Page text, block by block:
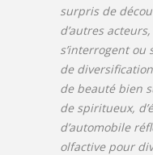
surpris de
d’autres
s’interrogent ou
de
de beauté bien
de spiritueux,
d’automobile
olfactive pour